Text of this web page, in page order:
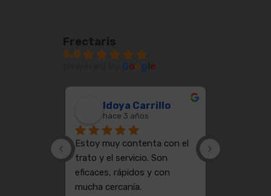
Frectaris
5.0
Google
Idoya Carrillo
hace 3 años
Estoy muy contenta con el
trato y el servicio. Son
eficaces, rápidos y con
mucha cercanía.